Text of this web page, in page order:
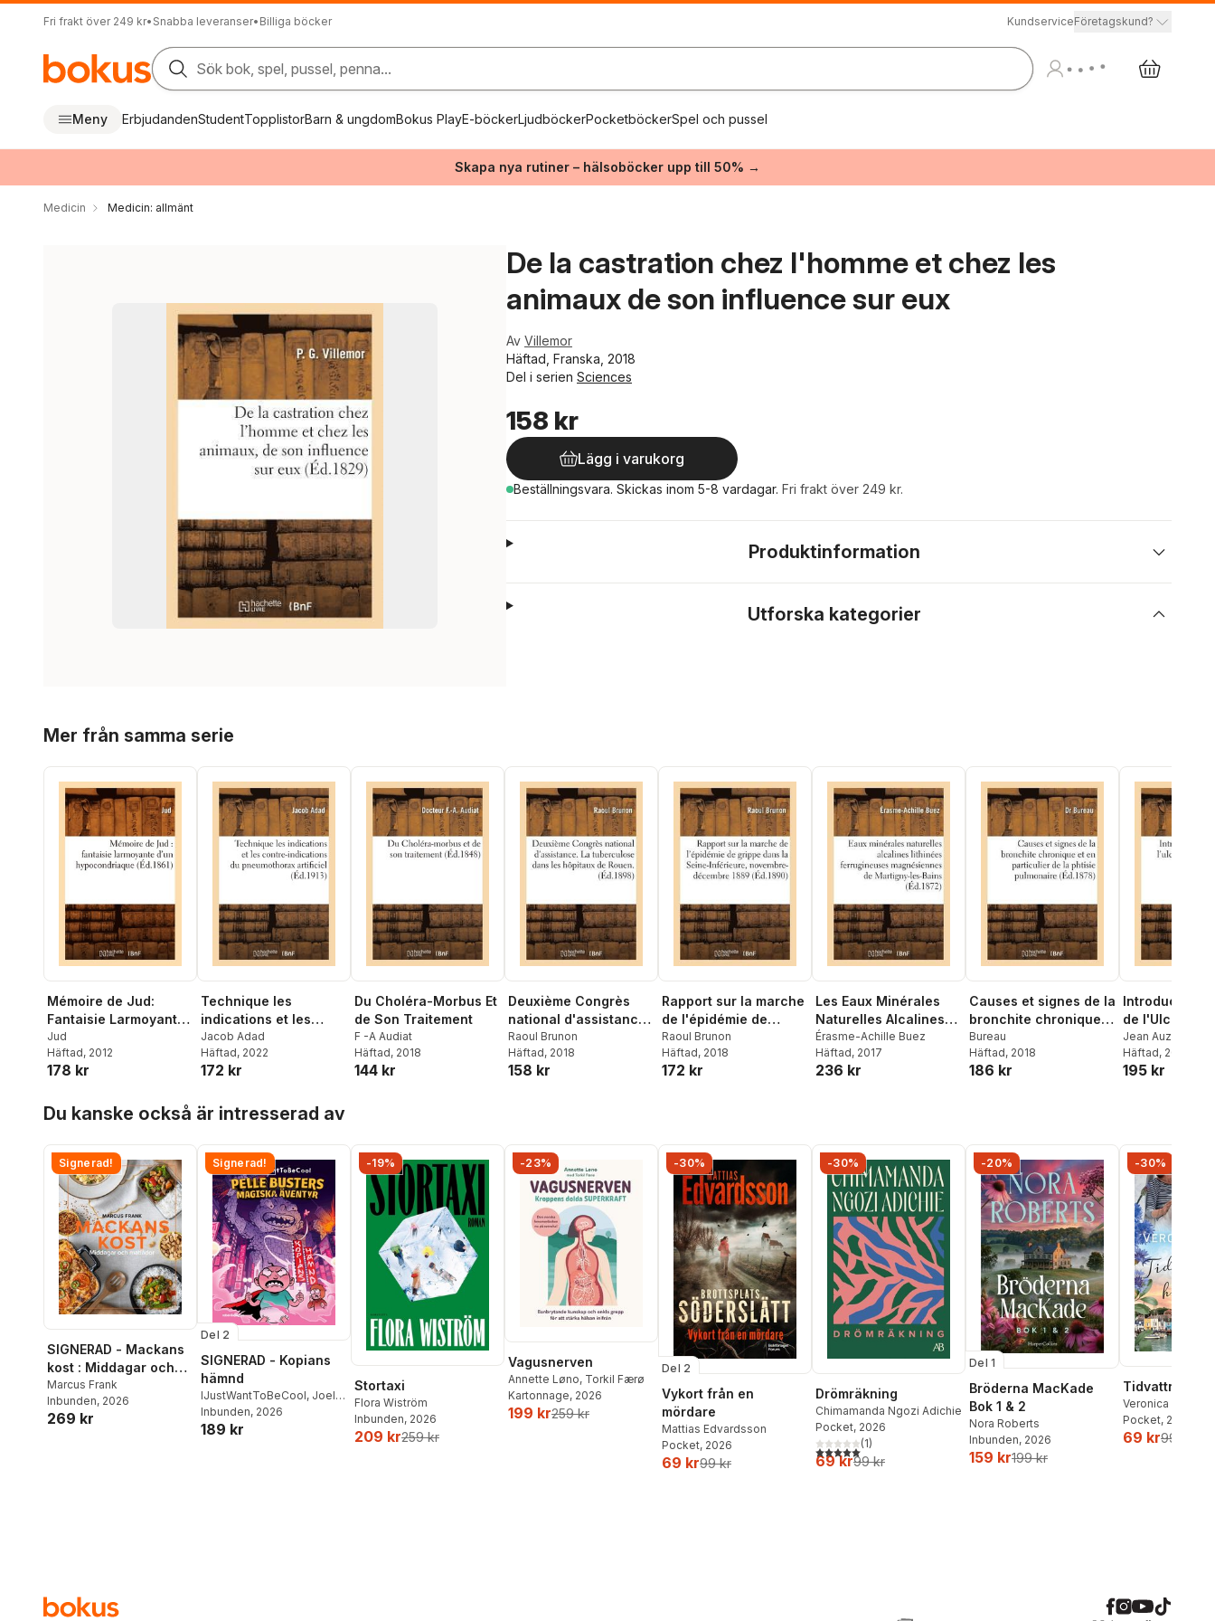
Fri frakt över 249 kr• Snabba leveranser• Billiga böcker KundserviceFöretagskund?
Sök bok, spel, pussel, penna...
Meny ErbjudandenStudentTopplistorBarn & ungdomBokus PlayE-böckerLjudböckerPocketböckerSpel och pussel
Skapa nya rutiner – hälsoböcker upp till 50% →
Medicin Medicin: allmänt
De la castration chez l'homme et chez les
animaux de son influence sur eux
Av Villemor
Häftad, Franska, 2018
Del i serien Sciences
158 kr
Lägg i varukorg
Beställningsvara. Skickas inom 5-8 vardagar. Fri frakt över 249 kr.
Produktinformation
Utforska kategorier
Mer från samma serie
Mémoire de Jud:
Fantaisie Larmoyante
d'Un Hypocondriaque
(Éd.1861)
Jud
Häftad, 2012
178 kr
Technique les
indications et les
contre-indications du
pneumothorax
artificiel
Jacob Adad
Häftad, 2022
172 kr
Du Choléra-Morbus Et
de Son Traitement
F -A Audiat
Häftad, 2018
144 kr
Deuxième Congrès
national d'assistance.
La tuberculose dans
les hôpitaux de Rouen
Raoul Brunon
Häftad, 2018
158 kr
Rapport sur la marche
de l'épidémie de
grippe dans la Seine-
Inférieure pendant les
mois de
Raoul Brunon
Häftad, 2018
172 kr
Les Eaux Minérales
Naturelles Alcalines
Lithinées
Ferrugineuses Et
Magnésiennes de
Érasme-Achille Buez
Häftad, 2017
236 kr
Causes et signes de la
bronchite chronique
et en particulier de la
phtisie pulmonaire.
Indications,
Bureau
Häftad, 2018
186 kr
Introduction
de l'Ulcère
Jean Auzilhon
Häftad, 2016
195 kr
Du kanske också är intresserad av
Signerad!
SIGNERAD - Mackans
kost : Middagar och
matlådor
Marcus Frank
Inbunden, 2026
269 kr
Signerad!
Del 2
SIGNERAD - Kopians
hämnd
IJustWantToBeCool, Joel
Adolphson,Emil Ejdemo
Beer ,Victor Beer
Inbunden, 2026
189 kr
-19%
Stortaxi
Flora Wiström
Inbunden, 2026
209 kr259 kr
-23%
Vagusnerven
Annette Løno, Torkil Færø
Kartonnage, 2026
199 kr259 kr
-30%
Del 2
Vykort från en
mördare
Mattias Edvardsson
Pocket, 2026
69 kr99 kr
-30%
Drömräkning
Chimamanda Ngozi Adichie
Pocket, 2026
5,0utav 5 stjärnor. Totalt antal röster:
(1)
69 kr99 kr
-20%
Del 1
Bröderna MacKade
Bok 1 & 2
Nora Roberts
Inbunden, 2026
159 kr199 kr
-30%
Tidvattnets
Veronica Henry
Pocket, 2026
69 kr99 kr